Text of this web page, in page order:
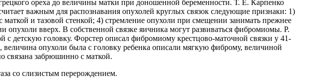
ореха до величины матки при доношенной беременности. Т. Е. Карпенко
важным для распознавания опухолей круглых связок следующие признаки: 1)
и тазовой стенкой; 4) стремление опухоли при смещении занимать прежнее
вверх. В собственной связке яичника могут развиваться фибромиомы. Р.
детскую головку. Форстер описал фибромиому крестцово-маточной связки у 41-
опухоли была с головку ребенка описали мягкую фиброму, величиной
связана забрюшинно с маткой.
со слизистым перерождением.